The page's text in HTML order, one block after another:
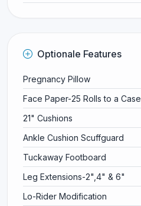
Optionale Features
Pregnancy Pillow
Face Paper-25 Rolls to a Case
21" Cushions
Ankle Cushion Scuffguard
Tuckaway Footboard
Leg Extensions-2",4" & 6"
Lo-Rider Modification